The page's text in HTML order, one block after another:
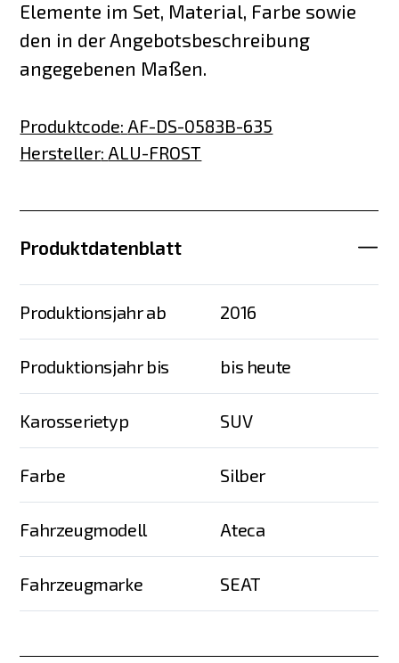
Elemente im Set, Material, Farbe sowie
den in der Angebotsbeschreibung
angegebenen Maßen.
Produktcode: AF-DS-0583B-635
Hersteller: ALU-FROST
Produktdatenblatt
Produktionsjahr ab 2016
Produktionsjahr bis bis heute
Karosserietyp SUV
Farbe Silber
Fahrzeugmodell Ateca
Fahrzeugmarke SEAT